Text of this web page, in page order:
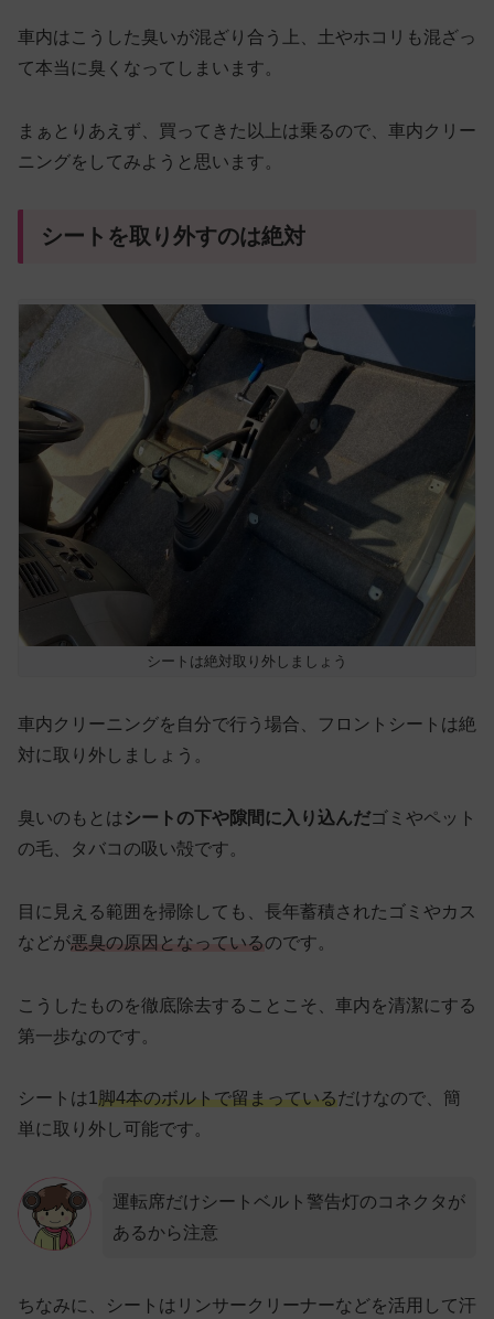
車内はこうした臭いが混ざり合う上、土やホコリも混ざっ
て本当に臭くなってしまいます。
まぁとりあえず、買ってきた以上は乗るので、車内クリー
ニングをしてみようと思います。
シートを取り外すのは絶対
シートは絶対取り外しましょう
車内クリーニングを自分で行う場合、フロントシートは絶
対に取り外しましょう。
臭いのもとは シートの下や隙間に入り込んだゴミやペット
の毛、タバコの吸い殻です。
目に見える範囲を掃除しても、長年蓄積されたゴミやカス
などが悪臭の原因となっているのです。
こうしたものを徹底除去することこそ、車内を清潔にする
第一歩なのです。
シートは1脚4本のボルトで留まっているだけなので、簡
単に取り外し可能です。
運転席だけシートベルト警告灯のコネクタが
あるから注意
ちなみに、シートはリンサークリーナーなどを活用して汗